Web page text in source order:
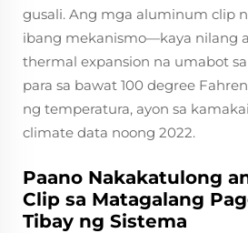
gusali. Ang mga aluminum clip
ibang mekanismo—kaya nilang
thermal expansion na umabot
para sa bawat 100 degree
ng temperatura, ayon sa
climate data noong 2022.
Paano Nakakatulong
Clip sa Matagalang
Tibay ng Sistema